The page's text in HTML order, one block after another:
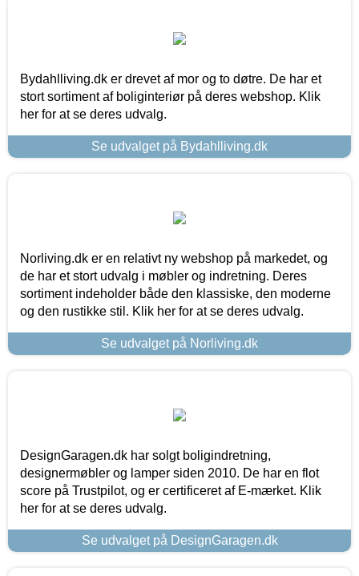
Bydahlliving.dk er drevet af mor og to døtre. De har et
stort sortiment af boliginteriør på deres webshop. Klik
her for at se deres udvalg.
Se udvalget på Bydahlliving.dk
Norliving.dk er en relativt ny webshop på markedet, og
de har et stort udvalg i møbler og indretning. Deres
sortiment indeholder både den klassiske, den moderne
og den rustikke stil. Klik her for at se deres udvalg.
Se udvalget på Norliving.dk
DesignGaragen.dk har solgt boligindretning,
designermøbler og lamper siden 2010. De har en flot
score på Trustpilot, og er certificeret af E-mærket. Klik
her for at se deres udvalg.
Se udvalget på DesignGaragen.dk